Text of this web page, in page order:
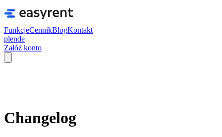
FunkcjeCennikBlogKontakt
plende
Załóż konto
Changelog